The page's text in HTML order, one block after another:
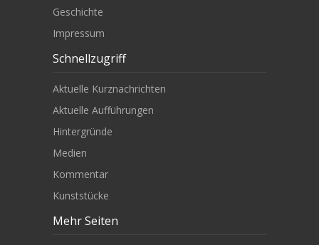
Geschichte
Impressum
Schnellzugriff
Aktuelle Kurznachrichten
Aktuelle Aufführungen
Hintergründe
Medien
Kommentar
Kunststücke
Mehr Seiten